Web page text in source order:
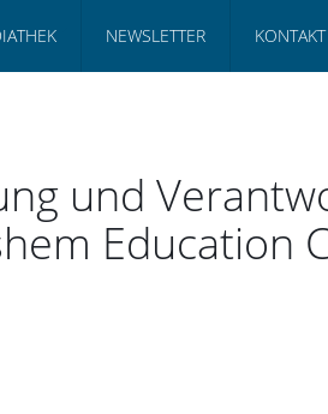
NEWSLETTER KONTAKT
und
Education